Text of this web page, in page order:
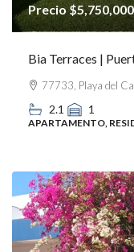
Precio
Bia Terraces |
77733, Playa del
2.1 1
APARTAMENTO,